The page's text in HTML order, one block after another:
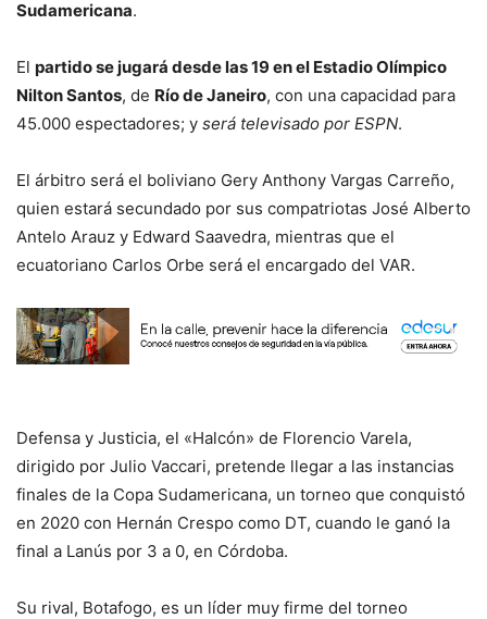
Sudamericana.
El partido se jugará desde las 19 en el Estadio Olímpico
Nilton Santos, de Río de Janeiro, con una capacidad para
45.000 espectadores; y será televisado por ESPN.
El árbitro será el boliviano Gery Anthony Vargas Carreño,
quien estará secundado por sus compatriotas José Alberto
Antelo Arauz y Edward Saavedra, mientras que el
ecuatoriano Carlos Orbe será el encargado del VAR.
Defensa y Justicia, el «Halcón» de Florencio Varela,
dirigido por Julio Vaccari, pretende llegar a las instancias
finales de la Copa Sudamericana, un torneo que conquistó
en 2020 con Hernán Crespo como DT, cuando le ganó la
final a Lanús por 3 a 0, en Córdoba.
Su rival, Botafogo, es un líder muy firme del torneo